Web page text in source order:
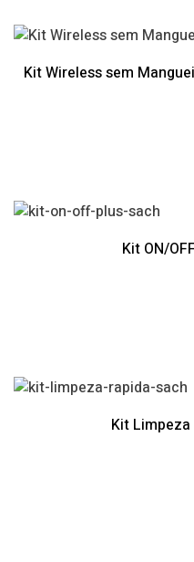
Kit Wireless sem
Kit ON/
Kit Limpeza